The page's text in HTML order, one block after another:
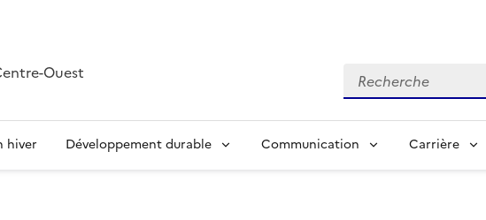
Ouest Recherche
hiver Développement durable Communication Carrière